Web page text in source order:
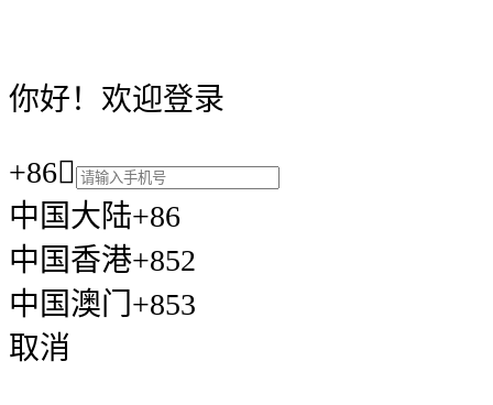
你好！欢迎登录
+86
中国大陆+86
中国香港+852
中国澳门+853
取消